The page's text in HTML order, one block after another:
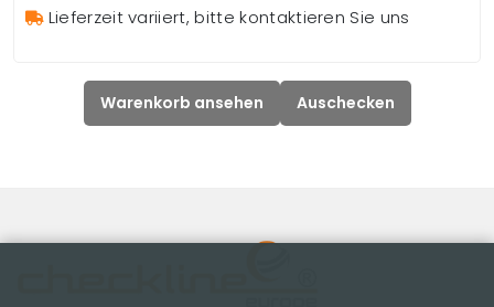
Lieferzeit variiert, bitte kontaktieren Sie uns
Warenkorb ansehen Auschecken